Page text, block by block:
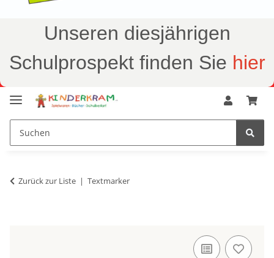
Unseren diesjährigen
Schulprospekt finden Sie hier
Zurück zur Liste Textmarker